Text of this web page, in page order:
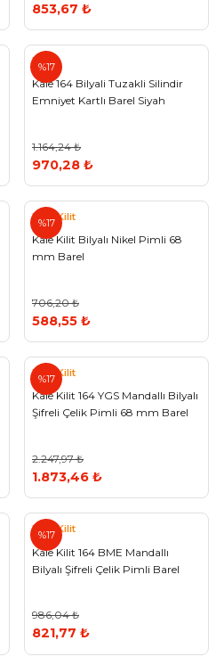
853,67 ₺
%17
Kale
Kale 164 Bilyali Tuzakli Silindir
Emniyet Kartlı Barel Siyah
1.164,24 ₺
970,28 ₺
%17
Kale Kilit
Kale Kilit Bilyalı Nikel Pimli 68
mm Barel
706,20 ₺
588,55 ₺
%17
Kale Kilit
Kale Kilit 164 YGS Mandallı Bilyalı
Şifreli Çelik Pimli 68 mm Barel
2.247,97 ₺
1.873,46 ₺
%17
Kale Kilit
Kale Kilit 164 BME Mandallı
Bilyalı Şifreli Çelik Pimli Barel
986,04 ₺
821,77 ₺